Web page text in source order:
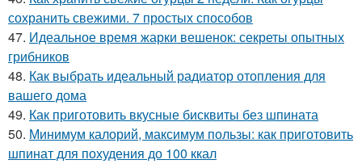
сохранить свежими. 7 простых способов
47. Идеальное время жарки вешенок: секреты опытных
грибников
48. Как выбрать идеальный радиатор отопления для
вашего дома
49. Как приготовить вкусные бисквиты без шпината
50. Минимум калорий, максимум пользы: как приготовить
шпинат для похудения до 100 ккал